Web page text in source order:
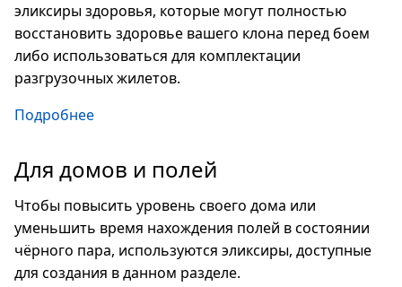
эликсиры здоровья, которые могут полностью
восстановить здоровье вашего клона перед боем
либо использоваться для комплектации
разгрузочных жилетов.
Подробнее
Для домов и полей
Чтобы повысить уровень своего дома или
уменьшить время нахождения полей в состоянии
чёрного пара, используются эликсиры, доступные
для создания в данном разделе.